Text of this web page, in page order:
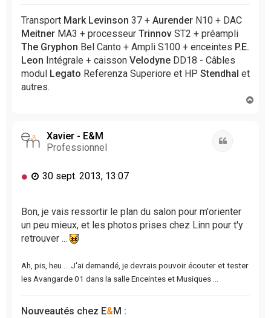
o
n
l
u
Transport Mark Levinson 37 + Aurender N10 + DAC
Meitner MA3 + processeur Trinnov ST2 + préampli
The Gryphon Bel Canto + Ampli S100 + enceintes P.E.
Leon Intégrale + caisson Velodyne DD18 - Câbles
modul Legato Referenza Superiore et HP Stendhal et
autres.
Xavier - E&M
Professionnel
M
s
a
g
e
o
n
30 sept. 2013, 13:07
Bon, je vais ressortir le plan du salon pour m'orienter
un peu mieux, et les photos prises chez Linn pour t'y
retrouver ...
Ah, pis, heu ... J'ai demandé, je devrais pouvoir écouter et tester
les Avangarde 01 dans la salle Enceintes et Musiques ...
Nouveautés chez E&M :